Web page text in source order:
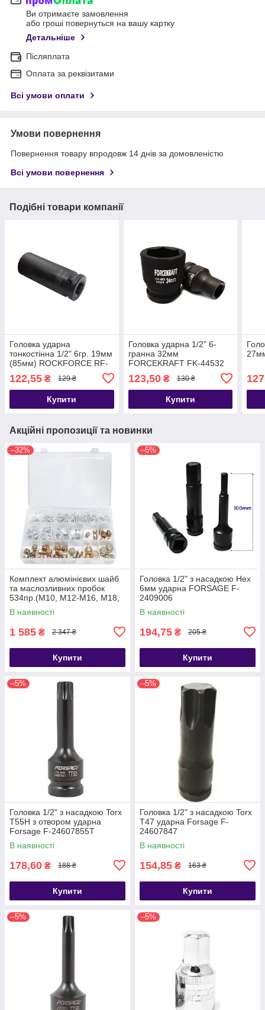
Ви отримаєте замовлення
або гроші повернуться на вашу картку
Детальніше
Післяплата
Оплата за реквізитами
Всі умови оплати
Умови повернення
Повернення товару впродовж 14 днів за домовленістю
Всі умови повернення
Подібні товари компанії
Головка ударна
тонкостінна 1/2" 6гр. 19мм
(85мм) ROCKFORCE RF-
122,55 ₴ 129 ₴
Купити
Головка ударна 1/2" 6-
гранна 32мм
FORCEKRAFT FK-44532
123,50₴ 130 ₴
Купити
Акційні пропозиції та новинки
–32%
Комплект алюмінієвих шайб
та маслозливних пробок
534пр.(М10, М12-М16, М18,
М20) Forsage F-04J1063
В наявності
1 585 ₴ 2 347 ₴
Купити
–5%
Головка 1/2" з насадкою Hex
6мм ударна FORSAGE F-
2409006
В наявності
194,75 ₴ 205 ₴
Купити
–5%
Головка 1/2" з насадкою Torx
T55H з отвором ударна
Forsage F-24607855T
В наявності
178,60 ₴ 188 ₴
Купити
–5%
Головка 1/2" з насадкою Torx
T47 ударна Forsage F-
24607847
В наявності
154,85 ₴ 163 ₴
Купити
–5% –5%